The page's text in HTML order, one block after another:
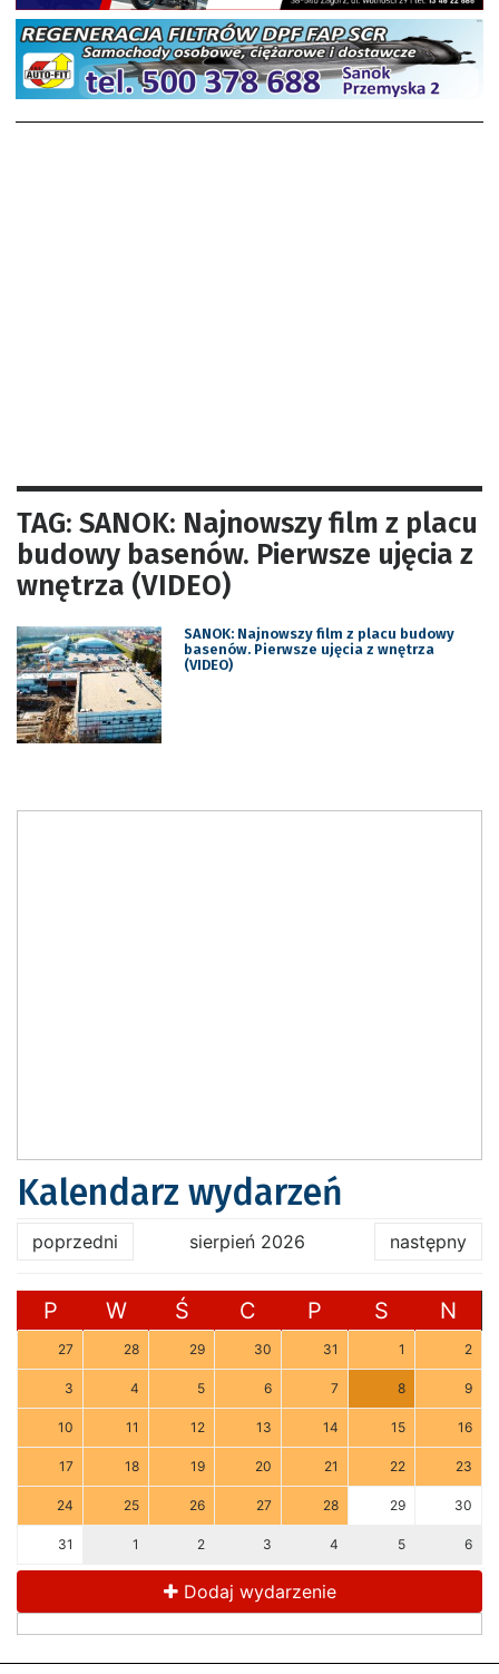
TAG: SANOK: Najnowszy film z placu
budowy basenów. Pierwsze ujęcia z
wnętrza (VIDEO)
SANOK: Najnowszy film z placu budowy
basenów. Pierwsze ujęcia z wnętrza
(VIDEO)
Kalendarz wydarzeń
poprzedni sierpień 2026 następny
P W Ś C P S N
27 28 29 30 31 1 2
3 4 5 6 7 8 9
10 11 12 13 14 15 16
17 18 19 20 21 22 23
24 25 26 27 28 29 30
31 1 2 3 4 5 6
Dodaj wydarzenie